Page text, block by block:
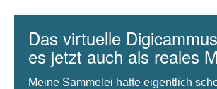
Das virtuelle
es jetzt auch als reales
Meine Sammelei hatte eigentlich